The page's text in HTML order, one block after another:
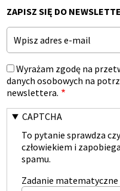
ZAPISZ SIĘ DO
Email
Wyrażam zgodę na
danych osobowych na
newslettera.
CAPTCHA
To pytanie sprawdza
człowiekiem i
spamu.
Zadanie matematyczne